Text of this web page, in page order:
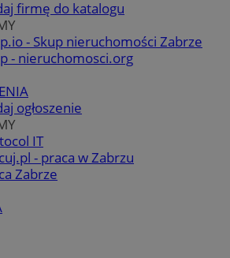
firmę do katalogu
- Skup nieruchomości Zabrze
- nieruchomosci.org
ogłoszenie
IT
- praca w Zabrzu
Zabrze